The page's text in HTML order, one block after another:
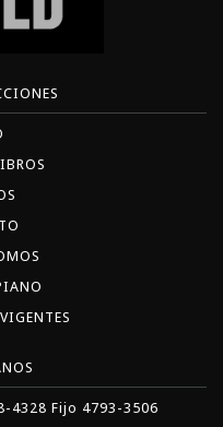
4328 Fijo 4793-3506